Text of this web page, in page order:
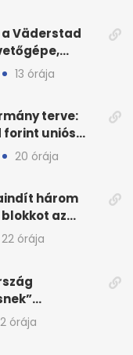
Väderstad
látható
13 órája
terve:
forint uniós
20 órája
három
az
22 órája
Euronews
órája